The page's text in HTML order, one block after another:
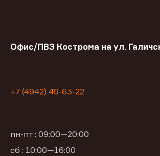
Офис/ПВЗ Кострома на ул.
+7 (4942) 49-63-22
пн-пт : 09:00—20:00
сб : 10:00—16:00